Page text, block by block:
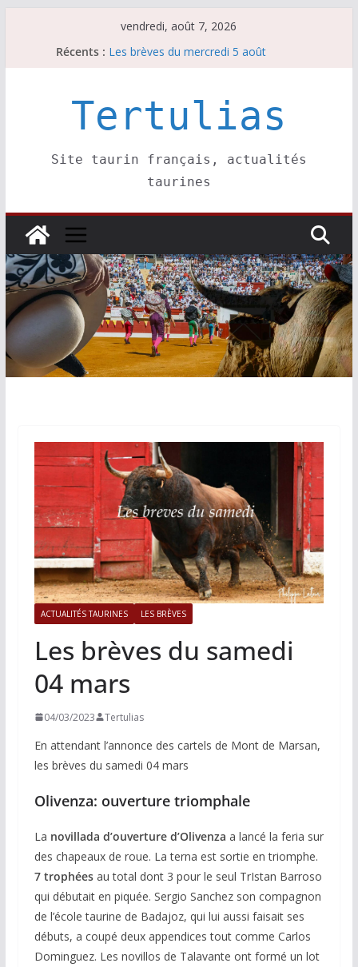
vendredi, août 7, 2026
Récents : Les brèves du mercredi 5 août
Escalafón 2026 – novilleros –
Les brèves du jeudi 6 août
Tertulias
Site taurin français, actualités
taurines
ACTUALITÉS TAURINES LES BRÈVES
Les brèves du samedi
04 mars
04/03/2023 Tertulias
En attendant l’annonce des cartels de Mont de Marsan,
les brèves du samedi 04 mars
Olivenza: ouverture triomphale
La novillada d’ouverture d’Olivenza a lancé la feria sur
des chapeaux de roue. La terna est sortie en triomphe.
7 trophéesau total dont 3 pour le seul TrIstan Barroso
qui débutait en piquée. Sergio Sanchez son compagnon
de l’école taurine de Badajoz, qui lui aussi faisait ses
débuts, a coupé deux appendices tout comme Carlos
Dominguez. Les novillos de Talavante ont formé un lot